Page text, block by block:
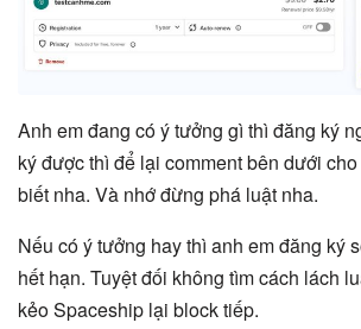
Anh em đang có ý tưởng gì thì đăng ký
ký được thì để lại comment bên dưới
biết nha. Và nhớ đừng phá luật nha.
Nếu có ý tưởng hay thì anh em đăng ký
hết hạn. Tuyệt đối không tìm cách lách
kẻo Spaceship lại block tiếp.